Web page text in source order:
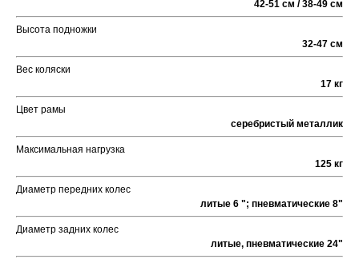
42-51 см / 38-49 см
Высота подножки
32-47 см
Вес коляски
17 кг
Цвет рамы
серебристый металлик
Максимальная нагрузка
125 кг
Диаметр передних колес
литые 6 "; пневматические 8"
Диаметр задних колес
литые, пневматические 24"